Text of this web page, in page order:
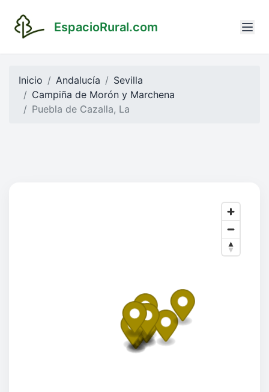
EspacioRural.com
Inicio Andalucía
Sevilla
Campiña de Morón y Marchena
Puebla de Cazalla, La